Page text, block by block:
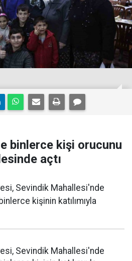
binlerce kişi orucunu
açtı
Sevindik Mahallesi'nde
kişinin katılımıyla
Sevindik Mahallesi'nde